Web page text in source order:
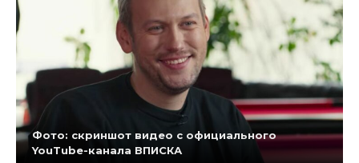
Фото: скриншот видео с официального
YouTube-канала ВПИСКА